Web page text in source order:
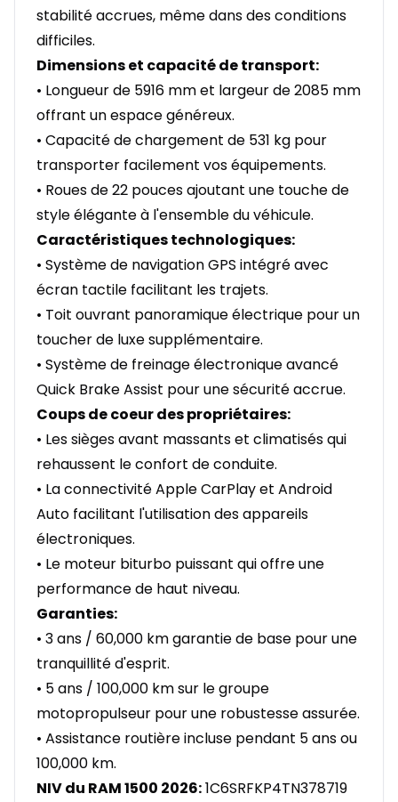
stabilité accrues, même dans des conditions
difficiles.
Dimensions et capacité de transport:
• Longueur de 5916 mm et largeur de 2085 mm
offrant un espace généreux.
• Capacité de chargement de 531 kg pour
transporter facilement vos équipements.
• Roues de 22 pouces ajoutant une touche de
style élégante à l'ensemble du véhicule.
Caractéristiques technologiques:
• Système de navigation GPS intégré avec
écran tactile facilitant les trajets.
• Toit ouvrant panoramique électrique pour un
toucher de luxe supplémentaire.
• Système de freinage électronique avancé
Quick Brake Assist pour une sécurité accrue.
Coups de coeur des propriétaires:
• Les sièges avant massants et climatisés qui
rehaussent le confort de conduite.
• La connectivité Apple CarPlay et Android
Auto facilitant l'utilisation des appareils
électroniques.
• Le moteur biturbo puissant qui offre une
performance de haut niveau.
Garanties:
• 3 ans / 60,000 km garantie de base pour une
tranquillité d'esprit.
• 5 ans / 100,000 km sur le groupe
motopropulseur pour une robustesse assurée.
• Assistance routière incluse pendant 5 ans ou
100,000 km.
NIV du RAM 1500 2026:1C6SRFKP4TN378719